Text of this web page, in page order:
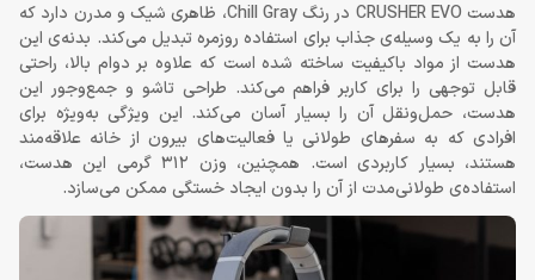
هدست CRUSHER EVO در رنگ Chill Gray، ظاهری شیک و مدرن دارد که
آن را به یک وسیله‌ی جذاب برای استفاده روزمره تبدیل می‌کند. بدنه‌ی این
هدست از مواد باکیفیت ساخته شده است که علاوه بر دوام بالا، راحتی
قابل توجهی را برای کاربر فراهم می‌کند. طراحی تاشو و جمع‌وجور این
هدست، حمل‌ونقل آن را بسیار آسان می‌کند. این ویژگی به‌ویژه برای
افرادی که به سفرهای طولانی یا فعالیت‌های بیرون از خانه علاقه‌مند
هستند، بسیار کاربردی است. همچنین، وزن 312 گرمی این هدست،
استفاده‌ی طولانی‌مدت از آن را بدون ایجاد خستگی ممکن می‌سازد.